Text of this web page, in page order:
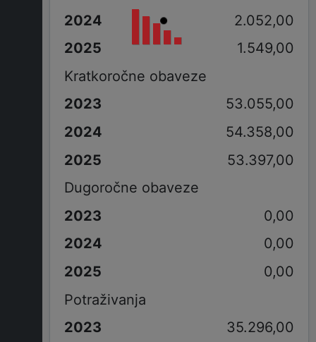
2.052,00
1.549,00
Kratkoročne obaveze
53.055,00
54.358,00
53.397,00
Dugoročne obaveze
0,00
0,00
0,00
Potraživanja
35.296,00